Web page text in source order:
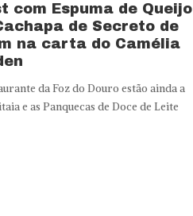
com Espuma de Queijo
de Secreto de
na carta do Camélia
da Foz do Douro estão ainda a
e as Panquecas de Doce de Leite